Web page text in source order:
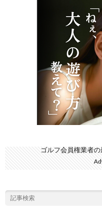
ゴルフ会員権業者の